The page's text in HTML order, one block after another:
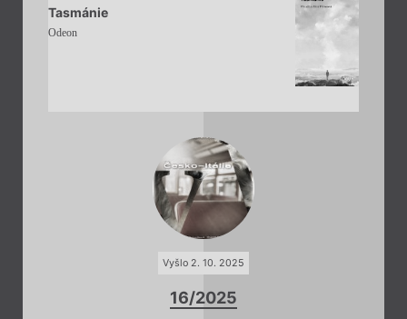
Tasmánie
Odeon
Vyšlo 2. 10. 2025
16/2025